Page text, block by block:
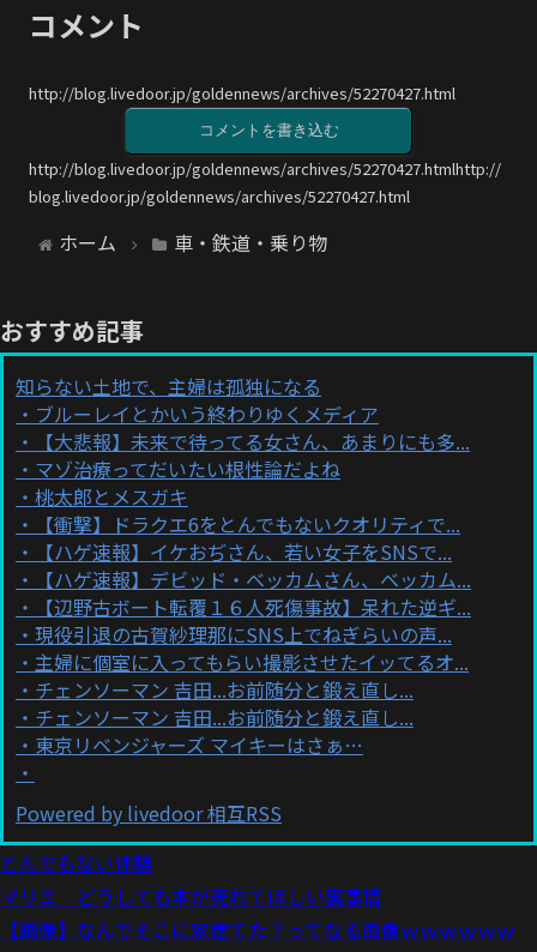
コメント
http://blog.livedoor.jp/goldennews/archives/52270427.html
コメントを書き込む
http://blog.livedoor.jp/goldennews/archives/52270427.htmlhttp://
blog.livedoor.jp/goldennews/archives/52270427.html
ホーム 車・鉄道・乗り物
おすすめ記事
知らない土地で、主婦は孤独になる
ブルーレイとかいう終わりゆくメディア
【大悲報】未来で待ってる女さん、あまりにも多...
マゾ治療ってだいたい根性論だよね
桃太郎とメスガキ
【衝撃】ドラクエ6をとんでもないクオリティで...
【ハゲ速報】イケおぢさん、若い女子をSNSで...
【ハゲ速報】デビッド・ベッカムさん、ベッカム...
【辺野古ボート転覆１６人死傷事故】呆れた逆ギ...
現役引退の古賀紗理那にSNS上でねぎらいの声...
主婦に個室に入ってもらい撮影させたイッてるオ...
チェンソーマン 吉田...お前随分と鍛え直し...
チェンソーマン 吉田...お前随分と鍛え直し...
東京リベンジャーズ マイキーはさぁ…
Powered by livedoor 相互RSS
とんでもない体験
マリエ どうしても本が売れてほしい裏事情
【画像】なんでそこに家建てた？ってなる画像ｗｗｗｗｗｗ